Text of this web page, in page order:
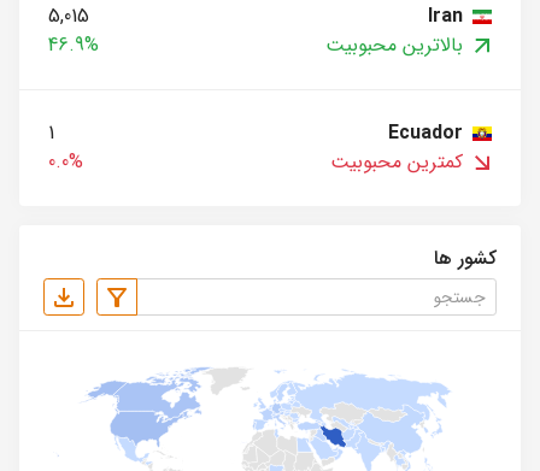
Iran
5,015
بالاترین محبوبیت
46.9%
Ecuador
1
کمترین محبوبیت
0.0%
کشور ها